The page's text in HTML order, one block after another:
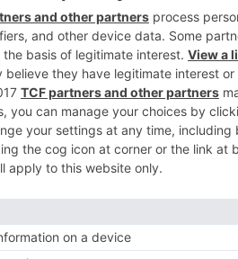
trabajo, los socios del
de desarrollo que van a
que cuenta con una
programa H2020.
de ITCL, el proyecto
laboral y en el objetivo de
su trabajo con las mejores
Virtual del ITCL,